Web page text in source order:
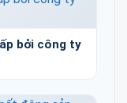
bởi công ty